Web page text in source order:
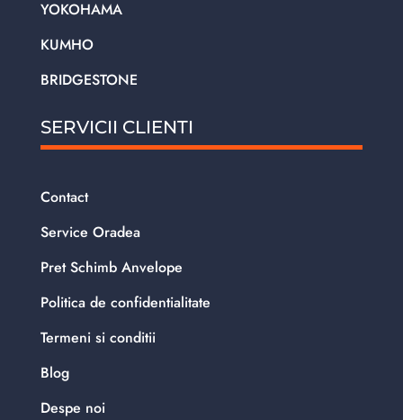
YOKOHAMA
KUMHO
BRIDGESTONE
SERVICII CLIENTI
Contact
Service Oradea
Pret Schimb Anvelope
Politica de confidentialitate
Termeni si conditii
Blog
Despe noi